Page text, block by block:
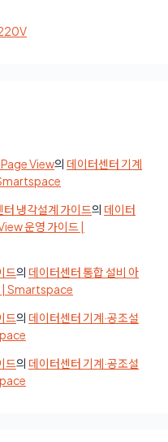
220V
Page View의 데이터센터 기계
Smartspace
터 냉각설계 가이드의 데이터
운영 가이드 |
드의 데이터센터 통합 설비 아
| Smartspace
드의 데이터센터 기계·공조설
드의 데이터센터 기계·공조설